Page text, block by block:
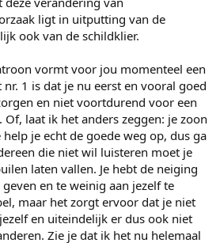
ligt in uitputting van de
ook van de schildklier.
vormt voor jou momenteel een
1 is dat je nu eerst en vooral goed
en niet voortdurend voor een
laat ik het anders zeggen: je zoon
je echt de goede weg op, dus ga
die niet wil luisteren moet je
laten vallen. Je hebt de neiging
en te weinig aan jezelf te
maar het zorgt ervoor dat je niet
en uiteindelijk er dus ook niet
Zie je dat ik het nu helemaal